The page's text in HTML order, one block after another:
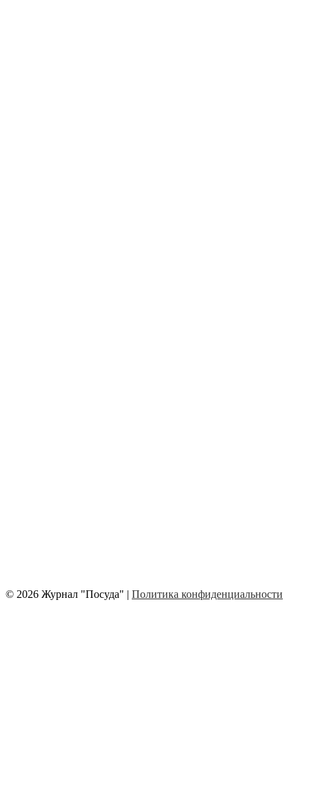
© 2026 Журнал "Посуда" | Политика конфиденциальности